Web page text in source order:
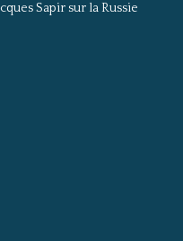
Sapir sur la Russie